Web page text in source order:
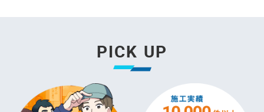
PICK UP